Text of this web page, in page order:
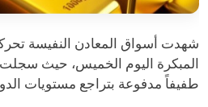
شهدت أسواق المعادن النفيسة تحركاً
المبكرة اليوم الخميس، حيث سجلت
طفيفاً مدفوعة بتراجع مستويات